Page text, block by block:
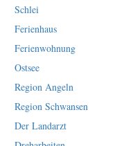
Schlei
Ferienhaus
Ferienwohnung
Ostsee
Region Angeln
Region Schwansen
Der Landarzt